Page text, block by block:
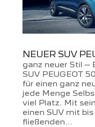
NEUER SUV
ganz neuer Stil –
SUV PEUGEOT
für einen ganz
jede Menge
viel Platz. Mit
einen SUV mit
fließenden...